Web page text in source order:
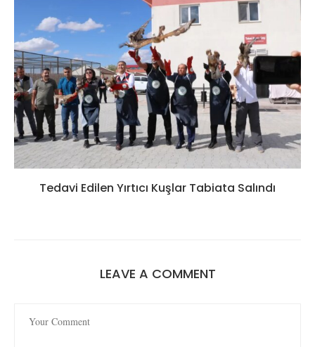
Tedavi Edilen Yırtıcı Kuşlar Tabiata Salındı
LEAVE A COMMENT